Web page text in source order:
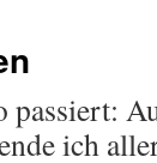
passiert:
ich